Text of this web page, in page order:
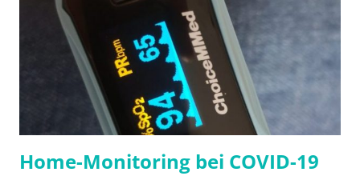
Home-Monitoring bei COVID-19